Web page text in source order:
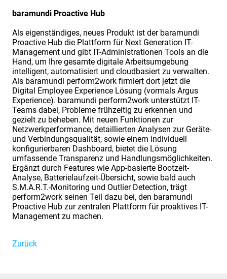
baramundi Proactive Hub
Als eigenständiges, neues Produkt ist der baramundi
Proactive Hub die Plattform für Next Generation IT-
Management und gibt IT-Administrationen Tools an die
Hand, um Ihre gesamte digitale Arbeitsumgebung
intelligent, automatisiert und cloudbasiert zu verwalten.
Als baramundi perform2work firmiert dort jetzt die
Digital Employee Experience Lösung (vormals Argus
Experience). baramundi perform2work unterstützt IT-
Teams dabei, Probleme frühzeitig zu erkennen und
gezielt zu beheben. Mit neuen Funktionen zur
Netzwerkperformance, detaillierten Analysen zur Geräte-
und Verbindungsqualität, sowie einem individuell
konfigurierbaren Dashboard, bietet die Lösung
umfassende Transparenz und Handlungsmöglichkeiten.
Ergänzt durch Features wie App-basierte Bootzeit-
Analyse, Batterielaufzeit-Übersicht, sowie bald auch
S.M.A.R.T.-Monitoring und Outlier Detection, trägt
perform2work seinen Teil dazu bei, den baramundi
Proactive Hub zur zentralen Plattform für proaktives IT-
Management zu machen.
Zurück